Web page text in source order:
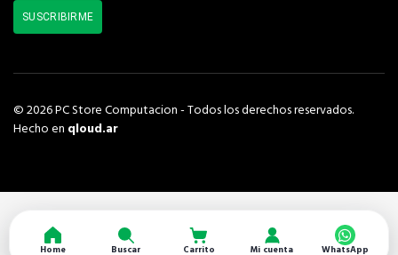
© 2026 PC Store Computacion - Todos los derechos reservados.
Hecho en qloud.ar
Home Buscar Carrito Mi cuenta